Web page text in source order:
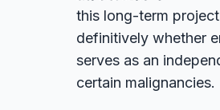
this long-term
definitively whether
serves as an
certain malignancies.